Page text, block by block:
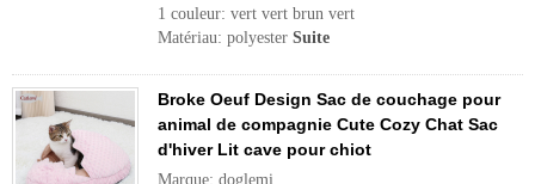
1 couleur: vert vert brun vert
Matériau: polyester Suite
Broke Oeuf Design Sac de couchage pour
animal de compagnie Cute Cozy Chat Sac
d'hiver Lit cave pour chiot
Marque: doglemi